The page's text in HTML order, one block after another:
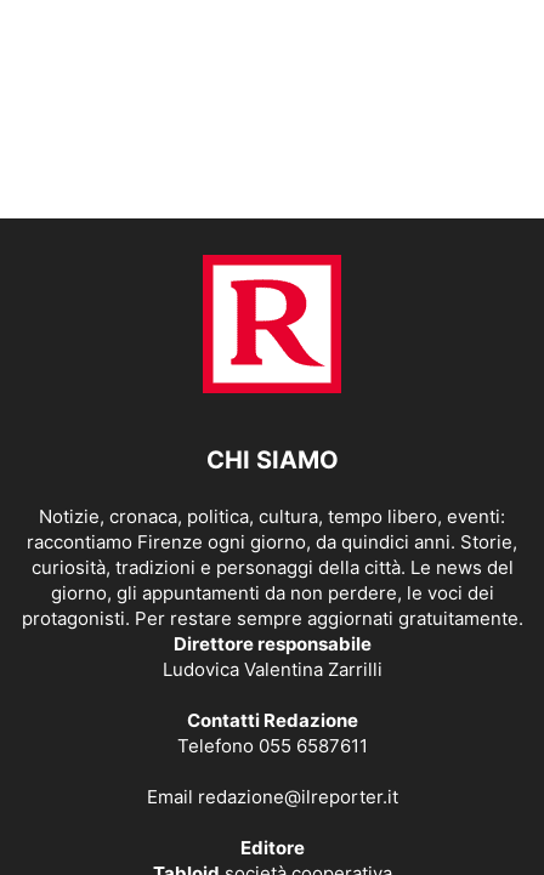
CHI SIAMO
Notizie, cronaca, politica, cultura, tempo libero, eventi:
raccontiamo Firenze ogni giorno, da quindici anni. Storie,
curiosità, tradizioni e personaggi della città. Le news del
giorno, gli appuntamenti da non perdere, le voci dei
protagonisti. Per restare sempre aggiornati gratuitamente.
Direttore responsabile
Ludovica Valentina Zarrilli
Contatti Redazione
Telefono 055 6587611
Email redazione@ilreporter.it
Editore